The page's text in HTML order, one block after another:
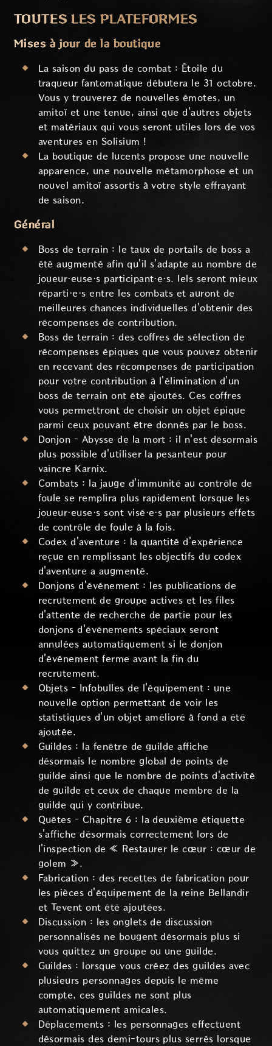
TOUTES LES PLATEFORMES
Mises à jour de la boutique
La saison du pass de combat : Étoile du
traqueur fantomatique débutera le 31 octobre.
Vous y trouverez de nouvelles émotes, un
amitoï et une tenue, ainsi que d'autres objets
et matériaux qui vous seront utiles lors de vos
aventures en Solisium !
La boutique de lucents propose une nouvelle
apparence, une nouvelle métamorphose et un
nouvel amitoï assortis à votre style effrayant
de saison.
Général
Boss de terrain : le taux de portails de boss a
été augmenté afin qu'il s'adapte au nombre de
joueur·euse·s participant·e·s. Iels seront mieux
réparti·e·s entre les combats et auront de
meilleures chances individuelles d'obtenir des
récompenses de contribution.
Boss de terrain : des coffres de sélection de
récompenses épiques que vous pouvez obtenir
en recevant des récompenses de participation
pour votre contribution à l'élimination d'un
boss de terrain ont été ajoutés. Ces coffres
vous permettront de choisir un objet épique
parmi ceux pouvant être donnés par le boss.
Donjon – Abysse de la mort : il n'est désormais
plus possible d'utiliser la pesanteur pour
vaincre Karnix.
Combats : la jauge d'immunité au contrôle de
foule se remplira plus rapidement lorsque les
joueur·euse·s sont visé·e·s par plusieurs effets
de contrôle de foule à la fois.
Codex d'aventure : la quantité d'expérience
reçue en remplissant les objectifs du codex
d'aventure a augmenté.
Donjons d'événement : les publications de
recrutement de groupe actives et les files
d'attente de recherche de partie pour les
donjons d'événements spéciaux seront
annulées automatiquement si le donjon
d'événement ferme avant la fin du
recrutement.
Objets – Infobulles de l'équipement : une
nouvelle option permettant de voir les
statistiques d'un objet amélioré à fond a été
ajoutée.
Guildes : la fenêtre de guilde affiche
désormais le nombre global de points de
guilde ainsi que le nombre de points d'activité
de guilde et ceux de chaque membre de la
guilde qui y contribue.
Quêtes – Chapitre 6 : la deuxième étiquette
s'affiche désormais correctement lors de
l'inspection de « Restaurer le cœur : cœur de
golem ».
Fabrication : des recettes de fabrication pour
les pièces d'équipement de la reine Bellandir
et Tevent ont été ajoutées.
Discussion : les onglets de discussion
personnalisés ne bougent désormais plus si
vous quittez un groupe ou une guilde.
Guildes : lorsque vous créez des guildes avec
plusieurs personnages depuis le même
compte, ces guildes ne sont plus
automatiquement amicales.
Déplacements : les personnages effectuent
désormais des demi-tours plus serrés lorsque